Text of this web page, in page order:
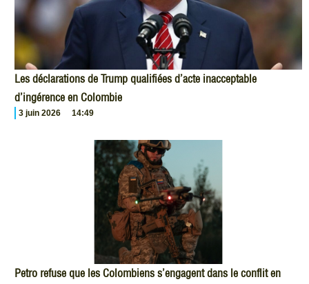
Les déclarations de Trump qualifiées d’acte inacceptable
d’ingérence en Colombie
3 juin 2026 14:49
Petro refuse que les Colombiens s’engagent dans le conflit en